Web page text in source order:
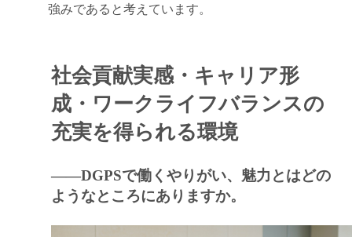
閉じる
強みであると考えています。
社会貢献実感・キャリア形
成・ワークライフバランスの
充実を得られる環境
――DGPSで働くやりがい、魅力とはどの
ようなところにありますか。